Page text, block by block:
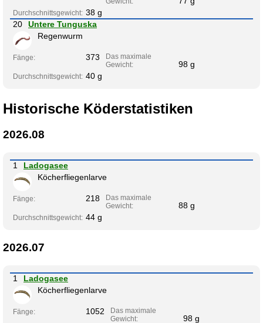
Durchschnittsgewicht: 38 g
20
Untere Tunguska
Regenwurm
Fänge: 373
Das maximale
Gewicht:
98 g
Durchschnittsgewicht: 40 g
Historische Köderstatistiken
2026.08
1
Ladogasee
Köcherfliegenlarve
Fänge: 218
Das maximale
Gewicht:
88 g
Durchschnittsgewicht: 44 g
2026.07
1
Ladogasee
Köcherfliegenlarve
Fänge: 1052
Das maximale
Gewicht:
98 g